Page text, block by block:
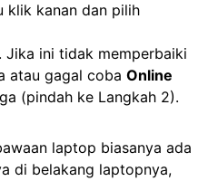
klik kanan dan pilih
. Jika ini tidak memperbaiki
atau gagal coba Online
(pindah ke Langkah 2).
laptop biasanya ada
di belakang laptopnya,